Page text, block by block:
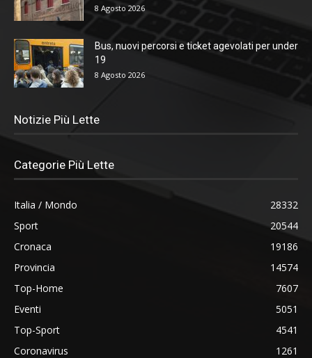
8 Agosto 2026
Bus, nuovi percorsi e ticket agevolati per under
19
8 Agosto 2026
Notizie Più Lette
Categorie Più Lette
Italia / Mondo
28332
Sport
20544
Cronaca
19186
Provincia
14574
Top-Home
7607
Eventi
5051
Top-Sport
4541
Coronavirus
1261